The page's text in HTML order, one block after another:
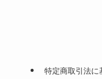
特定商取引法に